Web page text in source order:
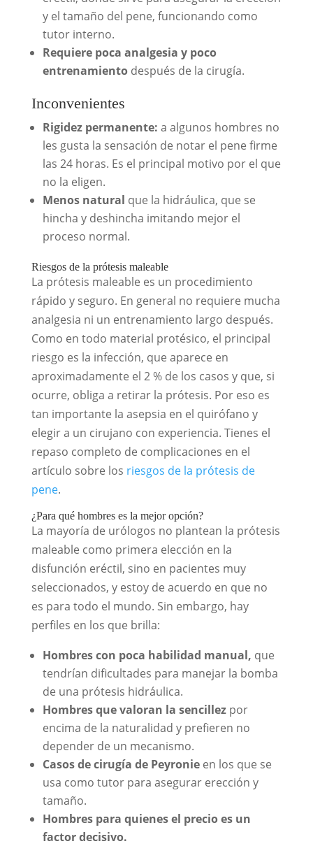
y el tamaño del pene, funcionando como
tutor interno.
Requiere poca analgesia y poco
entrenamientodespués de la cirugía.
Inconvenientes
Rigidez permanente: a algunos hombres no
les gusta la sensación de notar el pene firme
las 24 horas. Es el principal motivo por el que
no la eligen.
Menos natural que la hidráulica, que se
hincha y deshincha imitando mejor el
proceso normal.
Riesgos de la prótesis maleable
La prótesis maleable es un procedimiento
rápido y seguro. En general no requiere mucha
analgesia ni un entrenamiento largo después.
Como en todo material protésico, el principal
riesgo es la infección, que aparece en
aproximadamente el 2 % de los casos y que, si
ocurre, obliga a retirar la prótesis. Por eso es
tan importante la asepsia en el quirófano y
elegir a un cirujano con experiencia. Tienes el
repaso completo de complicaciones en el
artículo sobre los riesgos de la prótesis de
pene.
¿Para qué hombres es la mejor opción?
La mayoría de urólogos no plantean la prótesis
maleable como primera elección en la
disfunción eréctil, sino en pacientes muy
seleccionados, y estoy de acuerdo en que no
es para todo el mundo. Sin embargo, hay
perfiles en los que brilla:
Hombres con poca habilidad manual, que
tendrían dificultades para manejar la bomba
de una prótesis hidráulica.
Hombres que valoran la sencillezpor
encima de la naturalidad y prefieren no
depender de un mecanismo.
Casos de cirugía de Peyronieen los que se
usa como tutor para asegurar erección y
tamaño.
Hombres para quienes el precio es un
factor decisivo.